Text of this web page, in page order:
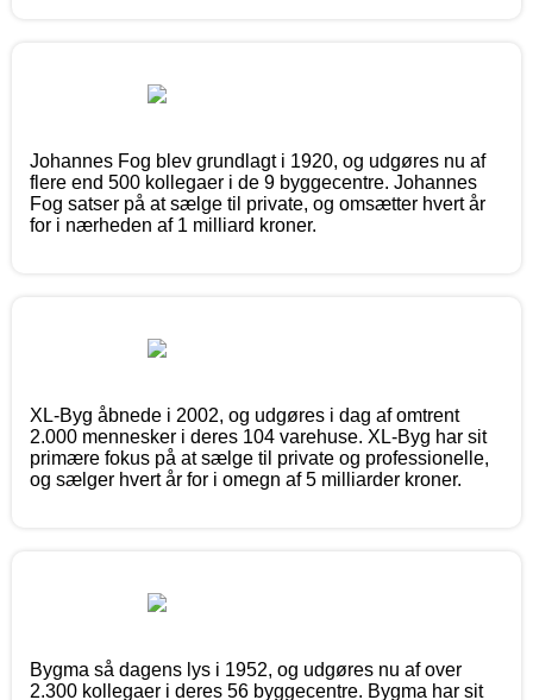
Johannes Fog blev grundlagt i 1920, og udgøres nu af
flere end 500 kollegaer i de 9 byggecentre. Johannes
Fog satser på at sælge til private, og omsætter hvert år
for i nærheden af 1 milliard kroner.
XL-Byg åbnede i 2002, og udgøres i dag af omtrent
2.000 mennesker i deres 104 varehuse. XL-Byg har sit
primære fokus på at sælge til private og professionelle,
og sælger hvert år for i omegn af 5 milliarder kroner.
Bygma så dagens lys i 1952, og udgøres nu af over
2.300 kollegaer i deres 56 byggecentre. Bygma har sit